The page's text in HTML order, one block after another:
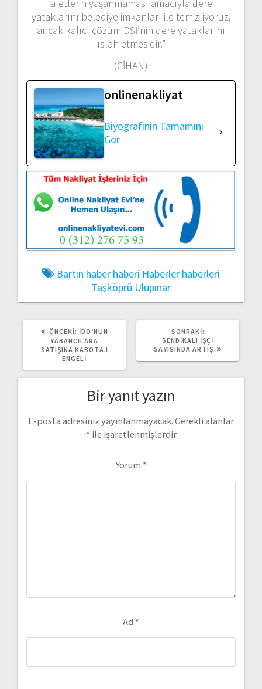
afetlerin yaşanmaması amacıyla dere
yataklarını belediye imkanları ile temizliyoruz,
ancak kalıcı çözüm DSİ’nin dere yataklarını
ıslah etmesidir.”
(CİHAN)
onlinenakliyat
Biyografinin Tamamını
Gör
Bartın haber haberi Haberler haberleri
Taşköprü Ulupınar
ÖNCEKI: ÖNCEKI
YAZI:
İDO’NUN
YABANCILARA
SATIŞINA KABOTAJ
ENGELI
SONRAKI:
YAZI:
SENDIKALI İŞÇI
SAYISINDA ARTIŞ
Bir yanıt yazın
E-posta adresiniz yayınlanmayacak. Gerekli alanlar
* ile işaretlenmişlerdir
Yorum *
Ad *